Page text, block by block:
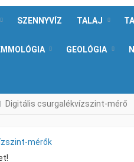
SZENNYVÍZ TALAJ
GEOLÓGIA
Digitális csurgalékvízszint-mérő
mérők